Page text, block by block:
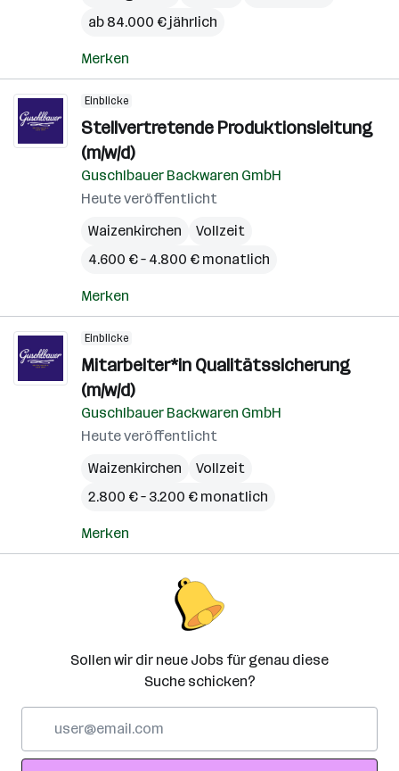
ab 84.000 € jährlich
Merken
Einblicke
Stellvertretende Produktionsleitung
(m/w/d)
Guschlbauer Backwaren GmbH
Heute veröffentlicht
Waizenkirchen
Vollzeit
4.600 € – 4.800 € monatlich
Merken
Einblicke
Mitarbeiter*in Qualitätssicherung
(m/w/d)
Guschlbauer Backwaren GmbH
Heute veröffentlicht
Waizenkirchen
Vollzeit
2.800 € – 3.200 € monatlich
Merken
Sollen wir dir neue Jobs für genau diese
Suche schicken?
Adresse